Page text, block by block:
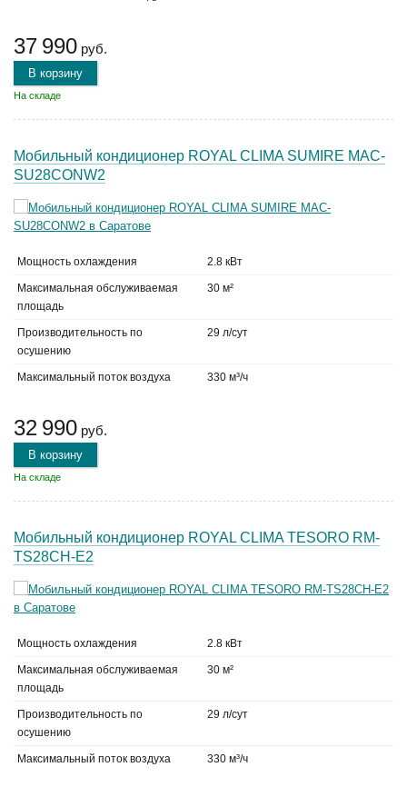
37 990 руб.
В корзину
На складе
Мобильный кондиционер ROYAL CLIMA SUMIRE MAC-
SU28CONW2
Мощность охлаждения 2.8 кВт
Максимальная обслуживаемая
площадь
30 м²
Производительность по
осушению
29 л/сут
Максимальный поток воздуха 330 м³/ч
32 990 руб.
В корзину
На складе
Мобильный кондиционер ROYAL CLIMA TESORO RM-
TS28CH-E2
Мощность охлаждения 2.8 кВт
Максимальная обслуживаемая
площадь
30 м²
Производительность по
осушению
29 л/сут
Максимальный поток воздуха 330 м³/ч